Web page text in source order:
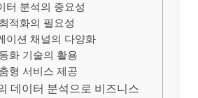
터 분석의 중요성
적화의 필요성
이션 채널의 다양화
화 기술의 활용
형 서비스 제공
데이터 분석으로 비즈니스